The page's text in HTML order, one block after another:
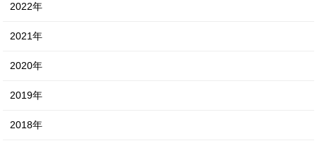
2022年
2021年
2020年
2019年
2018年